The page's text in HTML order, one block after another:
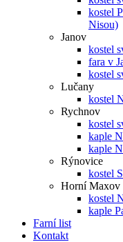
kostel
Nisou)
Janov
kostel
fara v
kostel
Lučany
kostel
Rychnov
kostel
kaple
kaple
Rýnovice
kostel
Horní Maxov
kostel
kaple
Farní list
Kontakt